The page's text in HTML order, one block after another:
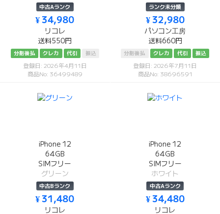
中古Aランク
¥ 34,980
リコレ
送料550円
分割後払 クレカ 代引 振込
登録日: 2026年4月11日
商品No: 36499489
ランク未分類
¥ 32,980
パソコン工房
送料660円
分割後払 クレカ 代引 振込
登録日: 2026年7月11日
商品No: 38696591
iPhone 12
64GB
SIMフリー
グリーン
中古Bランク
¥ 31,480
リコレ
iPhone 12
64GB
SIMフリー
ホワイト
中古Aランク
¥ 34,480
リコレ